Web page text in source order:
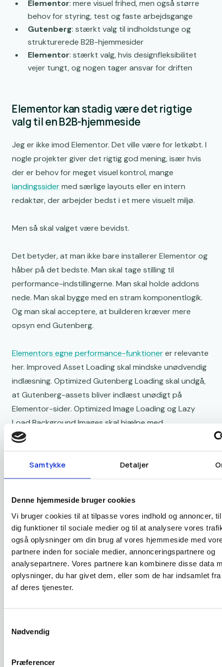
Samtykke Detaljer
Denne hjemmeside bruger cookies
Vi bruger cookies til at tilpasse vores indhold og annoncer,
dig funktioner til sociale medier og til at analysere vores
også oplysninger om din brug af vores hjemmeside med
partnere inden for sociale medier, annonceringspartnere og
analysepartnere. Vores partnere kan kombinere disse data
oplysninger, du har givet dem, eller som de har indsamlet
af deres tjenester.
Nødvendig
Præferencer
Elementor: mere visuel frihed, men også større
behov for styring, test og faste arbejdsgange
Gutenberg: stærkt valg til indholdstunge og
strukturerede B2B-hjemmesider
Elementor: stærkt valg, hvis designfleksibilitet
vejer tungt, og nogen tager ansvar for driften
Elementor kan stadig være det rigtige
valg til en B2B-hjemmeside
Jeg er ikke imod Elementor. Det ville være for letkøbt. I
nogle projekter giver det rigtig god mening, især hvis
der er behov for meget visuel kontrol, mange
landingssidermed særlige layouts eller en intern
redaktør, der arbejder bedst i et mere visuelt miljø.
Men så skal valget være bevidst.
Det betyder, at man ikke bare installerer Elementor og
håber på det bedste. Man skal tage stilling til
performance-indstillingerne. Man skal holde addons
nede. Man skal bygge med en stram komponentlogik.
Og man skal acceptere, at builderen kræver mere
opsyn end Gutenberg.
Elementors egne performance-funktionerer relevante
her. Improved Asset Loading skal mindske unødvendig
indlæsning. Optimized Gutenberg Loading skal undgå,
at Gutenberg-assets bliver indlæst unødigt på
Elementor-sider. Optimized Image Loading og Lazy
Load Background Images skal hjælpe med
billedhåndtering og LCP. Det er gode tiltag.
Men jeg ville ikke vælge Elementor ud fra håbet om, at
disse funktioner alene løser alt. Nogle af dem er
bestemte dele af Elementor. Og tredjeparts addons
kan stadig gøre billedet mere rodet.
Det er derfor, jeg ser Elementor som et værktøj, der
kræver en mere voksen beslutning. Ikke fordi det er
dårligt, men fordi det kræver mere ansvar bagefter.
hjemmeside